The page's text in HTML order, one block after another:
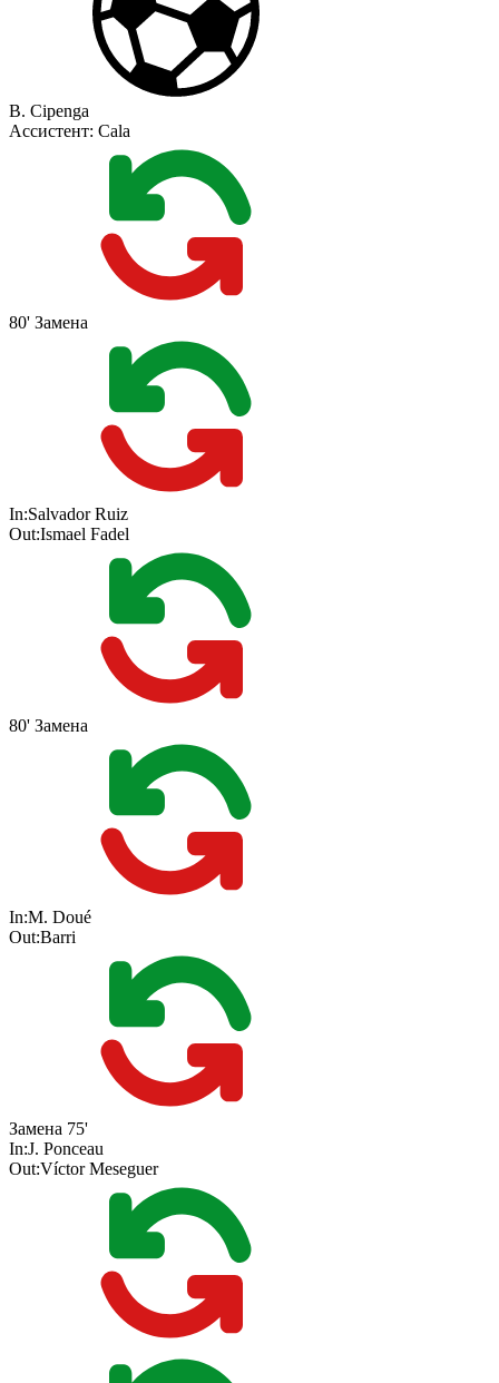
B. Cipenga
Ассистент: Cala
80' Замена
In:Salvador Ruiz
Out:Ismael Fadel
80' Замена
In:M. Doué
Out:Barri
Замена 75'
In:J. Ponceau
Out:Víctor Meseguer